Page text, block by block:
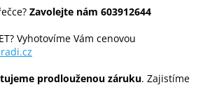
Zavolejte nám 603912644
Vyhotovíme Vám cenovou
prodlouženou záruku. Zajistíme